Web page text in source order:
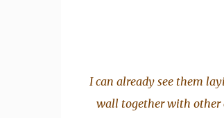
I can already see them
wall together with other